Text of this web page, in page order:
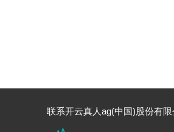
联系开云真人ag(中国)股份有限